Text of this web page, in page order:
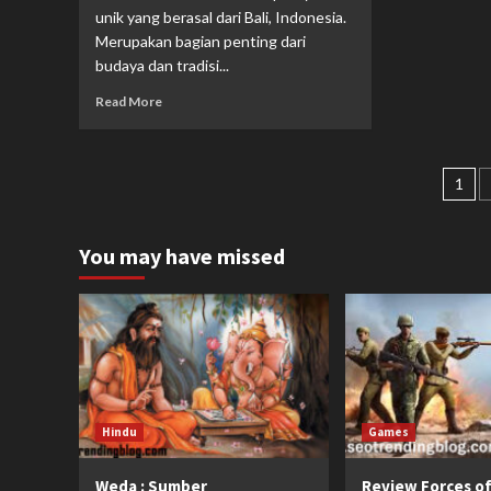
unik yang berasal dari Bali, Indonesia.
Merupakan bagian penting dari
budaya dan tradisi...
Read More
1
You may have missed
Hindu
Weda : Sumber
Games
Review Forces